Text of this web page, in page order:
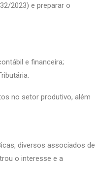
2023) e preparar o
e financeira;
no setor produtivo, além
diversos associados de
o interesse e a